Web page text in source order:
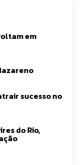
em
sucesso no
do Rio,